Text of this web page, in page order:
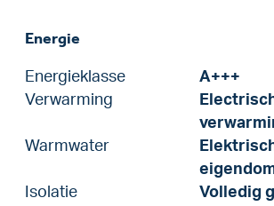
Energie
Energieklasse
A+++
Verwarming
Warmwater
Isolatie
Volledig